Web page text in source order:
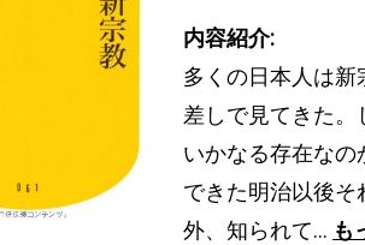
内容紹介:
多くの日本人は
差しで見てきた
いかなる存在な
できた明治以後
外、知られて… も